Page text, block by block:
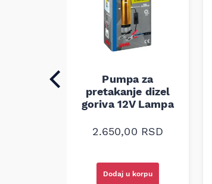
Pumpa za
pretakanje dizel
goriva 12V Lampa
2.650,00 RSD
Dodaj u korpu